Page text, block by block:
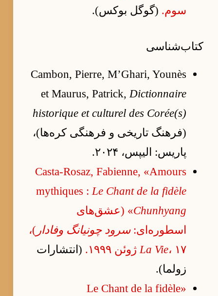
سوم. (گوگل بوکس).
کتاب‌شناسی
Cambon, Pierre, M’Ghari, Younès
et Maurus, Patrick,Dictionnaire
historique et culturel des Corée(s)
(فرهنگ تاریخی و فرهنگی کره‌ها)،
پاریس: الیپس، ۲۰۲۴.
Casta-Rosaz, Fabienne, «Amours
mythiques :Le Chant de la fidèle
Chunhyang» (عشق‌های
اسطوره‌ای:سرود چونیانگ وفادار )،
La Vie، ۱۷ ژوئن ۱۹۹۹.
(انتشارات
زولما).
«Le Chant de la fidèle